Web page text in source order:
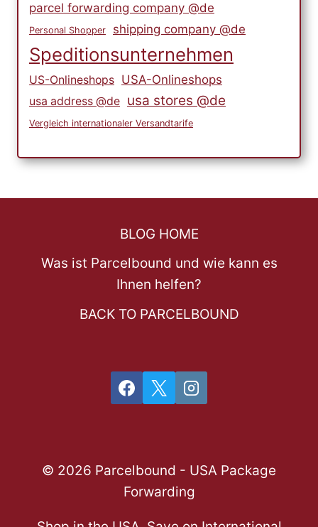
parcel forwarding company @de
Personal Shopper shipping company @de
Speditionsunternehmen
US-Onlineshops USA-Onlineshops
usa address @de usa stores @de
Vergleich internationaler Versandtarife
BLOG HOME
Was ist Parcelbound und wie kann es
Ihnen helfen?
BACK TO PARCELBOUND
© 2026 Parcelbound - USA Package
Forwarding